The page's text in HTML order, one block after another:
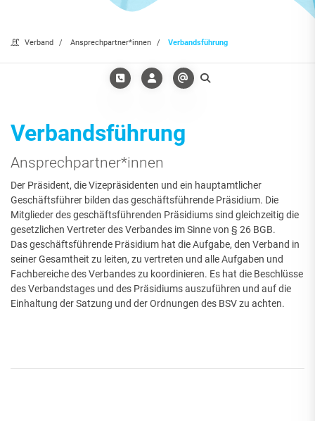
Verband Ansprechpartner*innen Verbandsführung
Verbandsführung
Ansprechpartner*innen
Der Präsident, die Vizepräsidenten und ein hauptamtlicher
Geschäftsführer bilden das geschäftsführende Präsidium. Die
Mitglieder des geschäftsführenden Präsidiums sind gleichzeitig die
gesetzlichen Vertreter des Verbandes im Sinne von § 26 BGB.
Das geschäftsführende Präsidium hat die Aufgabe, den Verband in
seiner Gesamtheit zu leiten, zu vertreten und alle Aufgaben und
Fachbereiche des Verbandes zu koordinieren. Es hat die Beschlüsse
des Verbandstages und des Präsidiums auszuführen und auf die
Einhaltung der Satzung und der Ordnungen des BSV zu achten.